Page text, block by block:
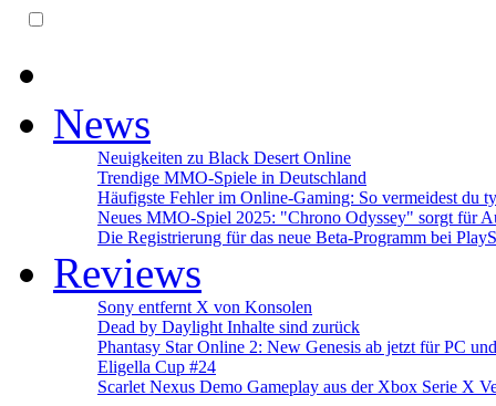
News
Neuigkeiten zu Black Desert Online
Trendige MMO-Spiele in Deutschland
Häufigste Fehler im Online-Gaming: So vermeidest du
Neues MMO-Spiel 2025: "Chrono Odyssey" sorgt für
Die Registrierung für das neue Beta-Programm bei
Reviews
Sony entfernt X von Konsolen
Dead by Daylight Inhalte sind zurück
Phantasy Star Online 2: New Genesis ab jetzt für PC
Eligella Cup #24
Scarlet Nexus Demo Gameplay aus der Xbox Serie X